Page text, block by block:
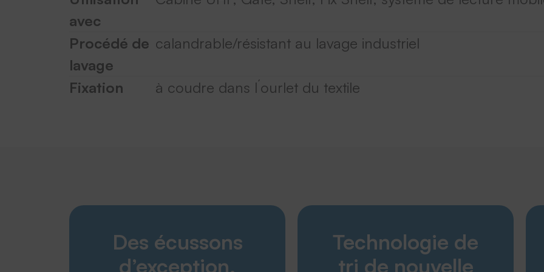
avec
Procédé de
lavage
calandrable/résistant au lavage industriel
Fixation à coudre dans l´ourlet du textile
Des écussons
d’exception.
Technologie de
tri de nouvelle
Produits
Entreprise
Service